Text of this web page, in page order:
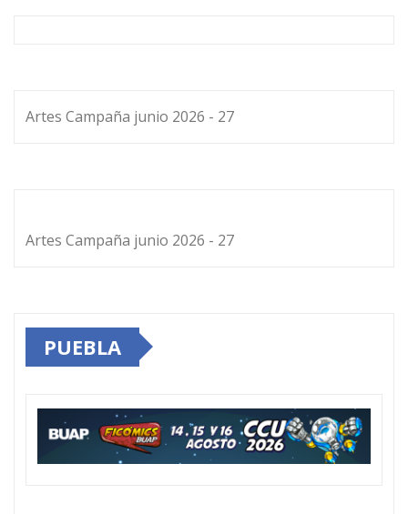
Artes Campaña junio 2026 - 27
Artes Campaña junio 2026 - 27
PUEBLA